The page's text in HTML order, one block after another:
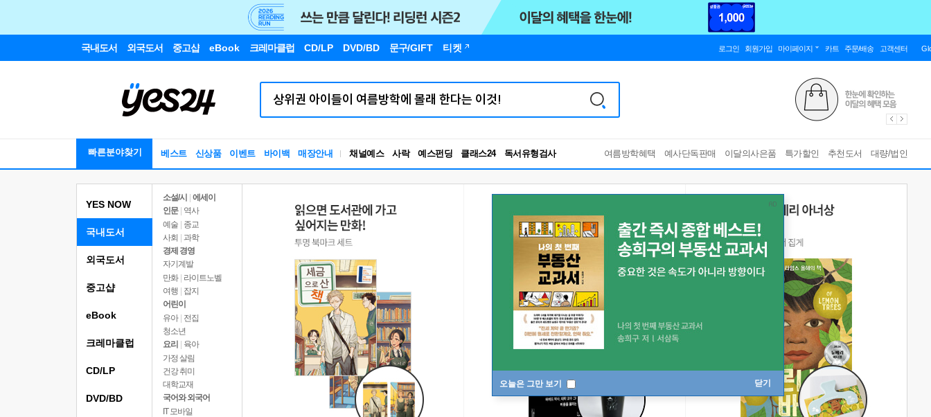
국내도서 외국도서 중고샵 eBook 크레마클럽 CD/LP DVD/BD 문구/GIFT 티켓 로그인 회원가입 마이페이지 카트 주문/배송 고객센터
빠른분야찾기 베스트 신상품 이벤트 바이백 매장안내 채널예스 사락 예스펀딩 클래스24
RBTI Lab
독서유형검사
여름방학혜택 예사단독판매 이달의사은품 특가할인 추천도서 대량/법인
오늘은 그만 보기 닫기
YES NOW
국내도서
소설/시
에세이
인문
역사
예술 | 종교
사회 | 과학
경제 경영
자기계발
만화 | 라이트노벨
여행
잡지
어린이
유아 | 전집
청소년
요리
육아
가정 살림
건강 취미
대학교재
국어와 외국어
IT 모바일
외국도서
중고샵
eBook
크레마클럽
CD/LP
DVD/BD